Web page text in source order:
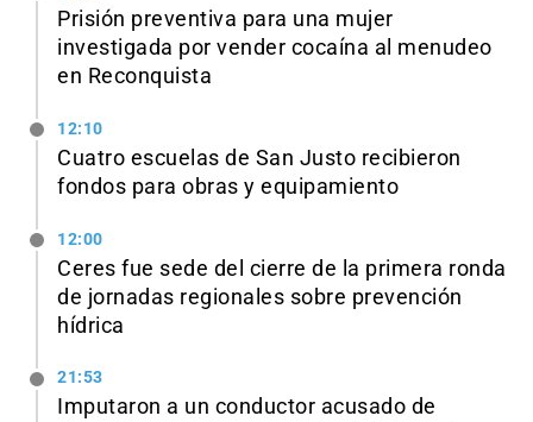
Prisión preventiva para una mujer
investigada por vender cocaína al menudeo
en Reconquista
12:10
Cuatro escuelas de San Justo recibieron
fondos para obras y equipamiento
12:00
Ceres fue sede del cierre de la primera ronda
de jornadas regionales sobre prevención
hídrica
21:53
Imputaron a un conductor acusado de